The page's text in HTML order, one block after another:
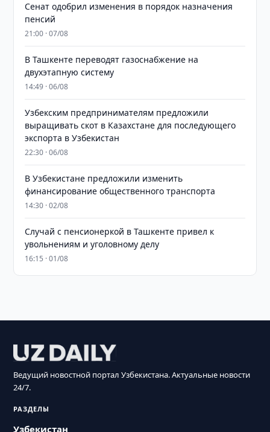
Сенат одобрил изменения в порядок назначения
пенсий
21:00 · 07/08
В Ташкенте переводят газоснабжение на
двухэтапную систему
14:49 · 06/08
Узбекским предпринимателям предложили
выращивать скот в Казахстане для последующего
экспорта в Узбекистан
22:30 · 06/08
В Узбекистане предложили изменить
финансирование общественного транспорта
14:30 · 02/08
Случай с пенсионеркой в Ташкенте привел к
увольнениям и уголовному делу
16:15 · 01/08
Ведущий новостной портал Узбекистана. Актуальные новости
24/7.
РАЗДЕЛЫ
Узбекистан